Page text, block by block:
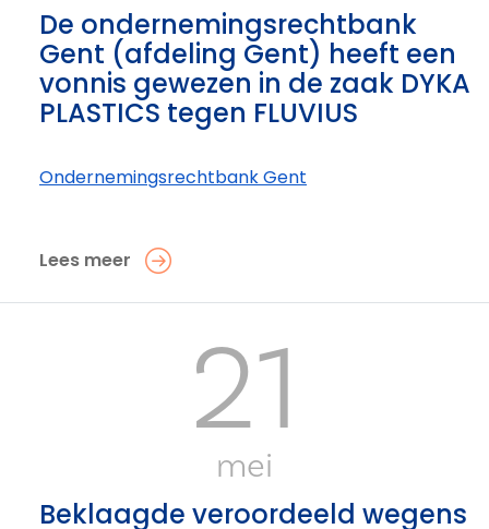
De ondernemingsrechtbank
Gent (afdeling Gent) heeft een
vonnis gewezen in de zaak DYKA
PLASTICS tegen FLUVIUS
Ondernemings­rechtbank Gent
Lees meer
21
mei
Beklaagde veroordeeld wegens